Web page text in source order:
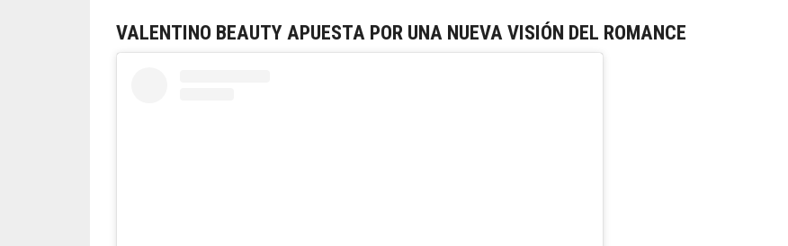
VALENTINO BEAUTY APUESTA POR UNA NUEVA VISIÓN DEL ROMANCE